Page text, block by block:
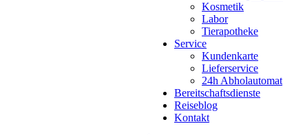
Kosmetik
Labor
Tierapotheke
Service
Kundenkarte
Lieferservice
24h Abholautomat
Bereitschaftsdienste
Reiseblog
Kontakt